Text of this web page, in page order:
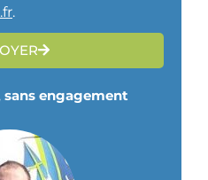
.
sans engagement